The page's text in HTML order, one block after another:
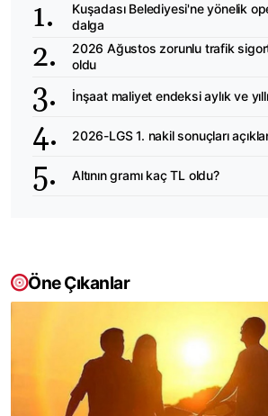
Kuşadası Belediyesi'ne yönelik
dalga
2026 Ağustos zorunlu trafik
oldu
İnşaat maliyet endeksi aylık ve
2026-LGS 1. nakil sonuçları
Altının gramı kaç TL oldu?
Öne Çıkanlar